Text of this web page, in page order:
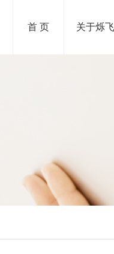
首 页 关于烁飞